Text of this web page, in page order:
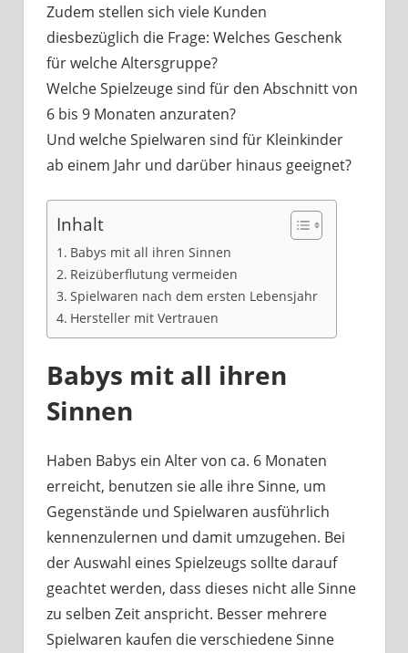
Zudem stellen sich viele Kunden
diesbezüglich die Frage: Welches Geschenk
für welche Altersgruppe?
Welche Spielzeuge sind für den Abschnitt von
6 bis 9 Monaten anzuraten?
Und welche Spielwaren sind für Kleinkinder
ab einem Jahr und darüber hinaus geeignet?
Inhalt
Babys mit all ihren Sinnen
Reizüberflutung vermeiden
Spielwaren nach dem ersten Lebensjahr
Hersteller mit Vertrauen
Babys mit all ihren
Sinnen
Haben Babys ein Alter von ca. 6 Monaten
erreicht, benutzen sie alle ihre Sinne, um
Gegenstände und Spielwaren ausführlich
kennenzulernen und damit umzugehen. Bei
der Auswahl eines Spielzeugs sollte darauf
geachtet werden, dass dieses nicht alle Sinne
zu selben Zeit anspricht. Besser mehrere
Spielwaren kaufen die verschiedene Sinne